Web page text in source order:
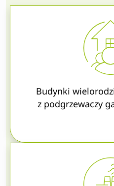
Budynki
z podgrzewaczy